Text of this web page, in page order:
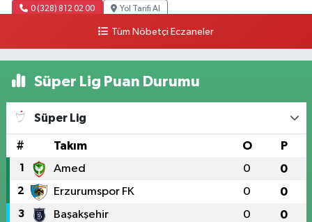
0 (328) 812 02 00 Yol Tarifi Al
Tüm Nöbetçi Eczaneler
Süper Lig Puan Durumu
Süper Lig
# Takım O P
1 Amed 0 0
2 Erzurumspor FK 0 0
3 Başakşehir 0 0